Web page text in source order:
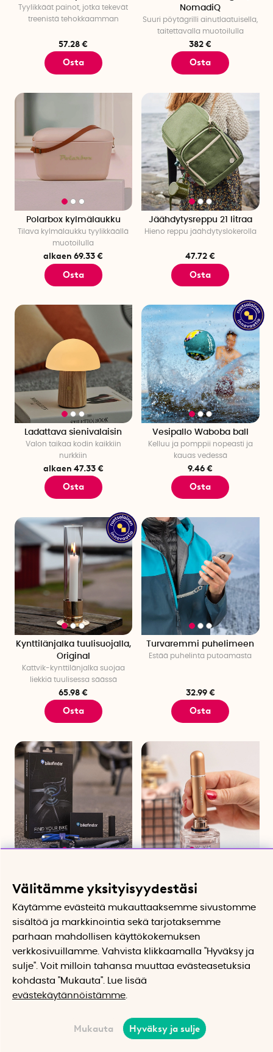
Tyylikkäät painot, jotka tekevät
treenistä tehokkaamman
57.28 €
Osta
NomadiQ
Suuri pöytägrilli ainutlaatuisella,
taitettavalla muotoilulla
382 €
Osta
Polarbox kylmälaukku
Tilava kylmälaukku tyylikkäällä
muotoilulla
alkaen 69.33 €
Osta
Jäähdytysreppu 21 litraa
Hieno reppu jäähdytyslokerolla
47.72 €
Osta
Ladattava sienivalaisin
Valon taikaa kodin kaikkiin
nurkkiin
alkaen 47.33 €
Osta
Vesipallo Waboba ball
Kelluu ja pomppii nopeasti ja
kauas vedessä
9.46 €
Osta
Kynttilänjalka tuulisuojalla,
Original
Kattvik-kynttilänjalka suojaa
liekkiä tuulisessa säässä
65.98 €
Osta
Turvaremmi puhelimeen
Estää puhelinta putoamasta
32.99 €
Osta
Seuraa pyörää puhelimella
162.07 €
Osta
taskussa
15.20 €
Osta
Välitämme yksityisyydestäsi
Käytämme evästeitä mukauttaaksemme sivustomme
sisältöä ja markkinointia sekä tarjotaksemme
parhaan mahdollisen käyttökokemuksen
verkkosivuillamme. Vahvista klikkaamalla "Hyväksy ja
sulje". Voit milloin tahansa muuttaa evästeasetuksia
kohdasta "Mukauta". Lue lisää
evästekäytännöistämme
Mukauta Hyväksy ja sulje